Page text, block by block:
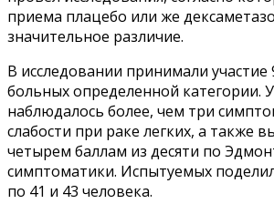
приема плацебо или же
значительное различие.
В исследовании принимали участие
больных определенной категории.
наблюдалось более, чем три
слабости при раке легких, а также
четырем баллам из десяти по
симптоматики. Испытуемых
по 41 и 43 человека.